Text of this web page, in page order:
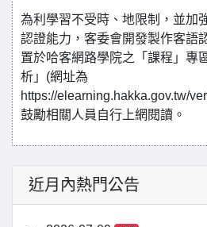
為利學習不受時、地限制，並加
認證能力，客委會開發製作客語
置於哈客網路學院之「課程」專
析」(網址為
https://elearning.hakka.gov.tw/
鼓勵相關人員自行上網閱讀。
近月內熱門公告